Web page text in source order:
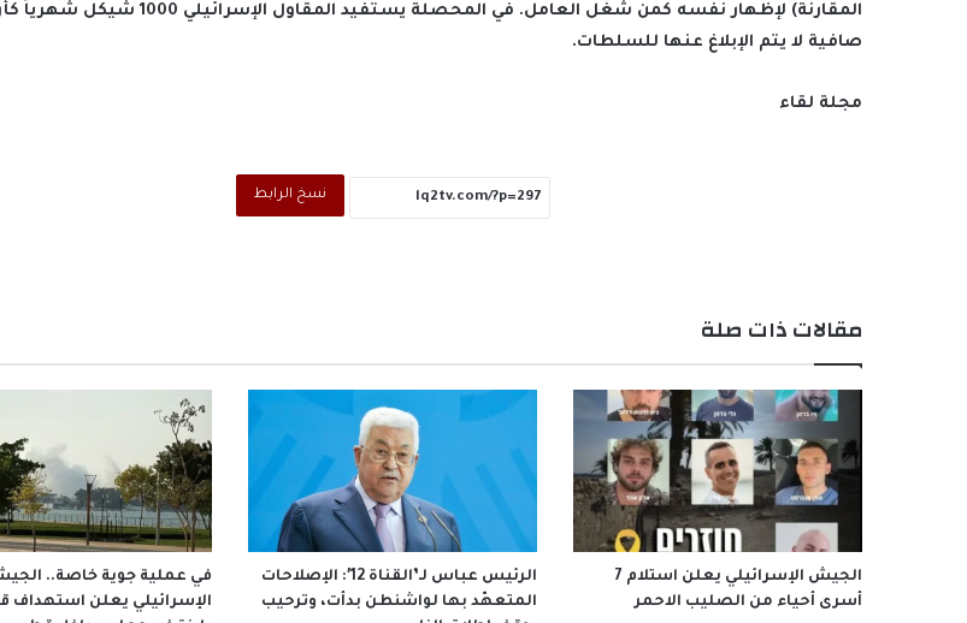
المقارنة) لإظهار نفسه كمن شغّل العامل. في المحصلة يستفيد المقاول الإسرائيلي
صافية لا يتم الإبلاغ عنها للسلطات.
مجلة لقاء
نسخ الرابط
مقالات ذات صلة
الجيش الإسرائيلي يعلن استلام 7
أسرى أحياء من الصليب الاحمر
الرئيس عباس لـ’القناة 12′: الإصلاحات
المتعهّد بها لواشنطن بدأت، وترحيب
في عملية جوية خاصة..
الإسرائيلي يعلن استهداف